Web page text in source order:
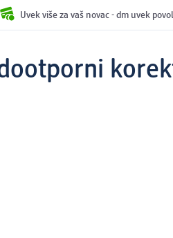
Uvek više za vaš novac - dm uvek